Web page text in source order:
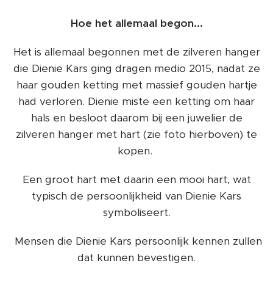
Hoe het allemaal begon...
Het is allemaal begonnen met de zilveren hanger
die Dienie Kars ging dragen medio 2015, nadat ze
haar gouden ketting met massief gouden hartje
had verloren. Dienie miste een ketting om haar
hals en besloot daarom bij een juwelier de
zilveren hanger met hart (zie foto hierboven) te
kopen.
Een groot hart met daarin een mooi hart, wat
typisch de persoonlijkheid van Dienie Kars
symboliseert.
Mensen die Dienie Kars persoonlijk kennen zullen
dat kunnen bevestigen.